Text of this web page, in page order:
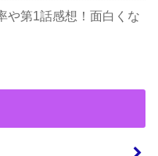
や第1話感想！面白くな